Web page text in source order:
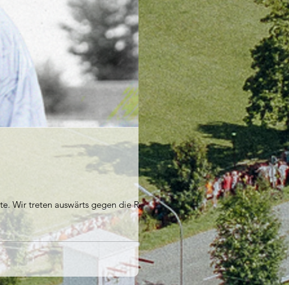
Wir treten auswärts gegen die Reserve